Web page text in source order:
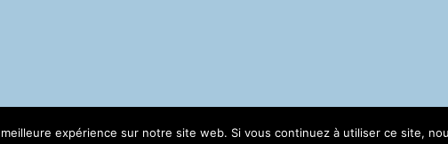
expérience sur notre site web. Si vous continuez à utiliser ce site,